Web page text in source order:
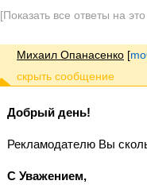
[Показать все ответы на
Михаил Опанасенко [
Добрый день!
Рекламодателю Вы
C Уважением,